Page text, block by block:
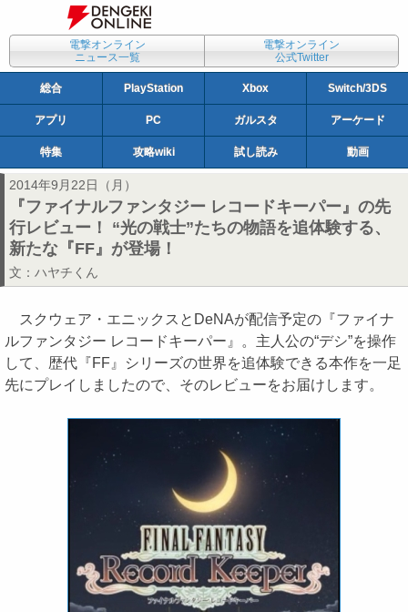
電撃オンライン
ニュース一覧
電撃オンライン
公式Twitter
総合 PlayStation Xbox Switch/3DS
アプリ PC ガルスタ アーケード
特集 攻略wiki 試し読み 動画
2014年9月22日（月）
『ファイナルファンタジー レコードキーパー』の先
行レビュー！ “光の戦士”たちの物語を追体験する、
新たな『FF』が登場！
文： ハヤチくん
スクウェア・エニックスとDeNAが配信予定の『ファイナ
ルファンタジー レコードキーパー』。主人公の“デシ”を操作
して、歴代『FF』シリーズの世界を追体験できる本作を一足
先にプレイしましたので、そのレビューをお届けします。